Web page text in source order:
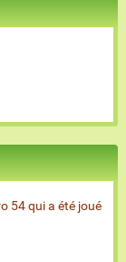
54 qui a été joué